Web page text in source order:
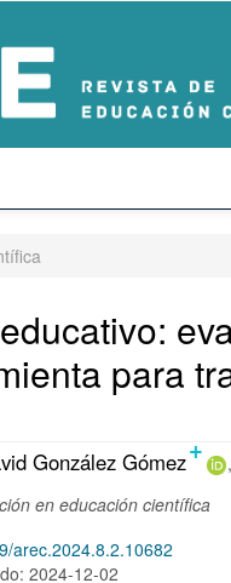
para
González Gómez+
en educación científica
arec.2024.8.2.10682
2024-12-02